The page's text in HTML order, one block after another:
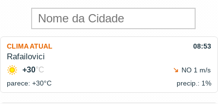
CLIMA ATUAL 08:53
Rafailovici
+30°C
NO 1 m/s
parece: +30°C precip.: 1%